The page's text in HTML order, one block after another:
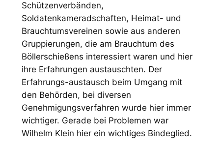
Schützenverbänden,
Soldatenkameradschaften, Heimat- und
Brauchtumsvereinen sowie aus anderen
Gruppierungen, die am Brauchtum des
Böllerschießens interessiert waren und hier
ihre Erfahrungen austauschten. Der
Erfahrungs-austausch beim Umgang mit
den Behörden, bei diversen
Genehmigungsverfahren wurde hier immer
wichtiger. Gerade bei Problemen war
Wilhelm Klein hier ein wichtiges Bindeglied.